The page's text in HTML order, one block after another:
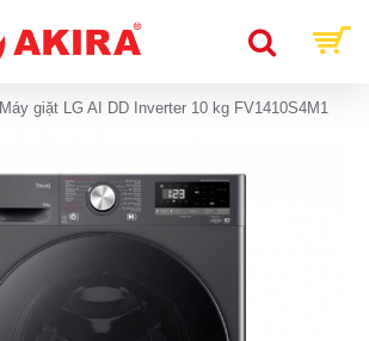
Máy giặt LG AI DD Inverter 10 kg FV1410S4M1